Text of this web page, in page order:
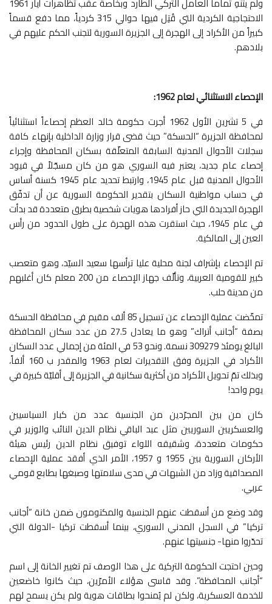
الاحتجاجية الكردية التي قُتِل فيها حوالي 315 كردياً، مما دفع قسماً
كبيراً من الأكراد إلى الهجرة إلى الجزيرة السورية لتجنب الحكم عليهم في
بلادهم.
الإحصاء الاستثنائي لعام 1962:
في 5 تشرين الأول 1962 أجرت حكومة خالد العظم إحصاءاً استثنائياً
لمحافظة الجزيرة “الحسكة” حيث قضى قرار وزارة الداخلية بإنهاء كافة
سجلات الأحوال المدنية السابقة المتعلّقة بسكان المحافظة وإجراء
إحصاء عام جديد، يعتبر فيه السوري هو من كان مسجّلاً في قيود
الأحوال المدنية قبل عام 1945، وارتبط تحديد عام 1945 كسنة أساس
في حساب مواطنية السكان بتقدير الحكومة السورية عن أن تدفّق
الهجرة الجديدة التي حاز أفرادها هويات شخصية بطرق متعددة قد بدأت
في عام 1945، حيث استقرت هذه الهجرة على طول الحدود من رأس
العين إلى المالكية.
تم الإحصاء بإشراف لجنة محلية عليا ترأسها سعيد السيّد، وهو متعصب
كبير للقومية العربية، وتألّف جهاز الإحصاء من 200 معلم كان أغلبهم
من مدينة حلب.
تمخّضت عملية الإحصاء عن تسجيل 85 ألف مقيم في محافظة الحسكة
بصفة “أجانب أتراك” وهو ما يعادل 27.5 من عدد سكان المحافظة
البالغ يومئذ 309279 نسمة. ونحو 53 في المئة من إجمالي عدد السكان
الأكراد في الجزيرة وفق التقديرات لعام 1963 والمقدر ب 160 ألفاً،
وبذلك تمّ تحويل الأكراد من أكثرية سكانية في الجزيرة إلى أقليّة كبيرة في
يوم واحد!
كان من بين المجرّدين من الجنسية عدد من كبار السياسيين
والعسكريين السوريين مثل عبد الباقي نظام الدين النائب والوزير في
حكومات متعددة، وشقيقه اللواء توفيق نظام الدين رئيس هيئة
الأركان السورية بين 1955 و 1957، الأمر الذي أفقد عملية الإحصاء
المصداقية وزاد من الشبهات في مدى سلامتها وصبغها بطابع قومي
عربي.
وقد وضع من أسقطت عنهم الجنسية والمكتومون ضمن خانة “أجانب
تركيا” في السجل المدني السوري، بينما أسقطت تركيا -الدولة التي
تحدّروا منها- جنسيتها عنهم.
وحين احتجت الحكومة التركية على هذا الوصف تم تغيير الخانة إلى اسم
“أجانب المحافظة”. وقد قاسى هؤلاء الأمرّين، حيث كانوا خاضعين
للخدمة العسكرية، ولكن لم يُمنحوا بطاقات هوية ولم يكن يسمح لهم